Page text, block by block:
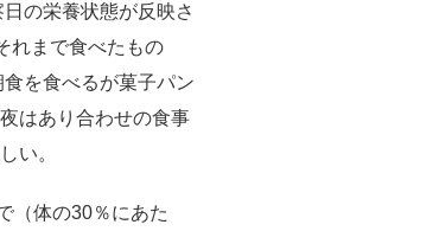
の栄養状態が反映さ
れまで食べたもの
を食べるが菓子パン
はあり合わせの食事
い。
（体の30％にあた